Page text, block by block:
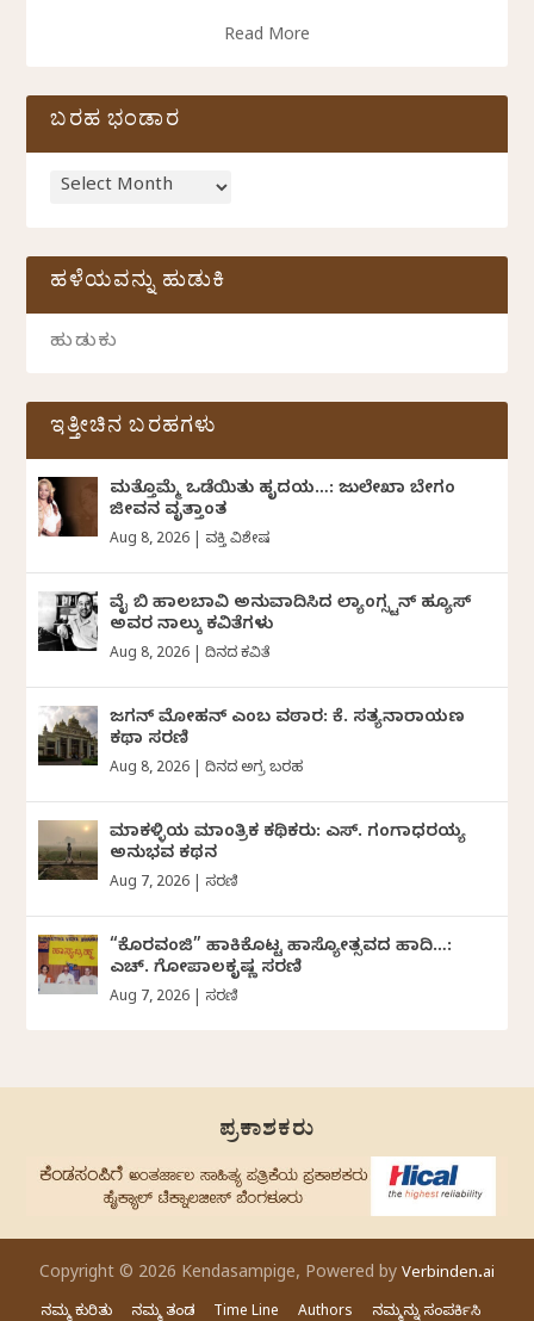
Read More
ಬರಹ ಭಂಡಾರ
ಹಳೆಯವನ್ನು ಹುಡುಕಿ
ಇತ್ತೀಚಿನ ಬರಹಗಳು
ಮತ್ತೊಮ್ಮೆ ಒಡೆಯಿತು ಹೃದಯ…: ಜುಲೇಖಾ ಬೇಗಂ
ಜೀವನ ವೃತ್ತಾಂತ
Aug 8, 2026 ವ್ಯಕ್ತಿ ವಿಶೇಷ
ವೈ ಬಿ ಹಾಲಬಾವಿ ಅನುವಾದಿಸಿದ ಲ್ಯಾಂಗ್ಸ್ಟನ್ ಹ್ಯೂಸ್
ಅವರ ನಾಲ್ಕು ಕವಿತೆಗಳು
Aug 8, 2026 |ದಿನದ ಕವಿತೆ
ಜಗನ್‌ ಮೋಹನ್‌ ಎಂಬ ವಠಾರ: ಕೆ. ಸತ್ಯನಾರಾಯಣ
ಕಥಾ ಸರಣಿ
Aug 8, 2026 |ದಿನದ ಅಗ್ರ ಬರಹ
ಮಾಕಳ್ಳಿಯ ಮಾಂತ್ರಿಕ ಕಥಿಕರು: ಎಸ್. ಗಂಗಾಧರಯ್ಯ
ಅನುಭವ ಕಥನ
Aug 7, 2026 ಸರಣಿ
“ಕೊರವಂಜಿ” ಹಾಕಿಕೊಟ್ಟ ಹಾಸ್ಯೋತ್ಸವದ ಹಾದಿ…:
ಎಚ್. ಗೋಪಾಲಕೃಷ್ಣ ಸರಣಿ
Aug 7, 2026 ಸರಣಿ
ಪ್ರಕಾಶಕರು
Copyright © 2026 Kendasampige, Powered by Verbinden.ai
ನಮ್ಮ ಕುರಿತು ನಮ್ಮ ತಂಡ Time Line Authors ನಮ್ಮನ್ನು ಸಂಪರ್ಕಿಸಿ